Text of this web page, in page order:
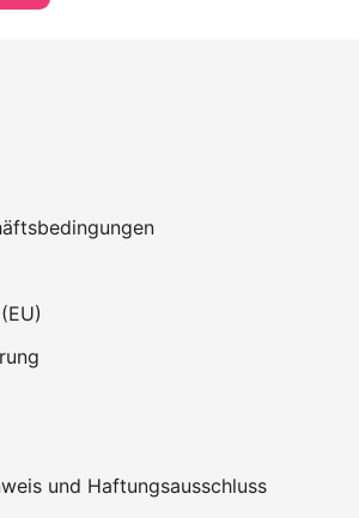
und Haftungsausschluss